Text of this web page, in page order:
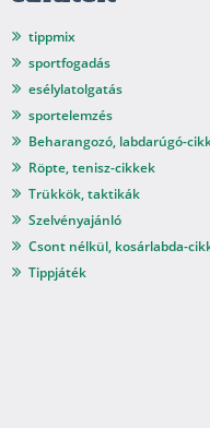
tippmix
sportfogadás
esélylatolgatás
sportelemzés
Beharangozó, labdarúgó-
Röpte, tenisz-cikkek
Trükkök, taktikák
Szelvényajánló
Csont nélkül, kosárlabda-
Tippjáték